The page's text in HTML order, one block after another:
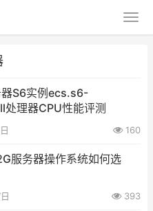
器S6实例ecs.s6-
理器CPU性能评测
160
服务器操作系统如何选
393